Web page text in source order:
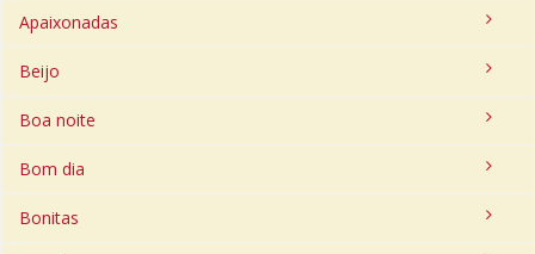
Apaixonadas
Beijo
Boa noite
Bom dia
Bonitas